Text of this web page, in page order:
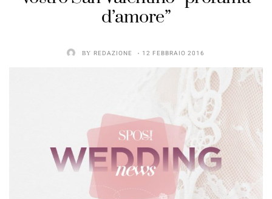
d’amore”
BY REDAZIONE 12 FEBBRAIO 2016